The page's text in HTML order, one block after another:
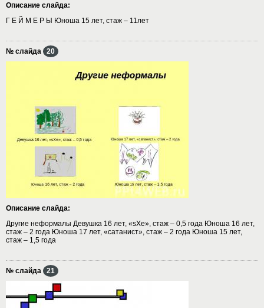
Описание слайда:
Г Е Й М Е Р Ы Юноша 15 лет, стаж – 11лет
№ слайда 20
Описание слайда:
Другие неформалы Девушка 16 лет, «sXe», стаж – 0,5 года Юноша 16 лет,
стаж – 2 года Юноша 17 лет, «сатанист», стаж – 2 года Юноша 15 лет,
стаж – 1,5 года
№ слайда 21